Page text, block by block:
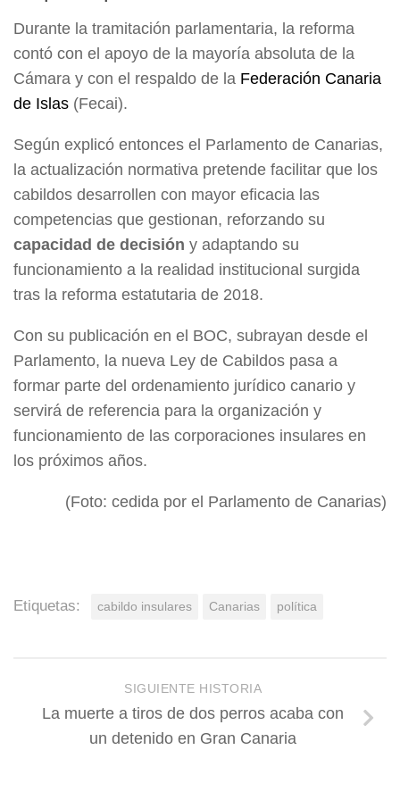
Durante la tramitación parlamentaria, la reforma
contó con el apoyo de la mayoría absoluta de la
Cámara y con el respaldo de la Federación Canaria
de Islas (Fecai).
Según explicó entonces el Parlamento de Canarias,
la actualización normativa pretende facilitar que los
cabildos desarrollen con mayor eficacia las
competencias que gestionan, reforzando su
capacidad de decisión y adaptando su
funcionamiento a la realidad institucional surgida
tras la reforma estatutaria de 2018.
Con su publicación en el BOC, subrayan desde el
Parlamento, la nueva Ley de Cabildos pasa a
formar parte del ordenamiento jurídico canario y
servirá de referencia para la organización y
funcionamiento de las corporaciones insulares en
los próximos años.
(Foto: cedida por el Parlamento de Canarias)
Etiquetas: cabildo insulares Canarias política
SIGUIENTE HISTORIA
La muerte a tiros de dos perros acaba con
un detenido en Gran Canaria